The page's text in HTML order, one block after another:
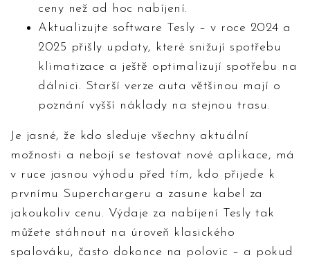
ceny než ad hoc nabíjení.
Aktualizujte software Tesly – v roce 2024 a
2025 přišly updaty, které snižují spotřebu
klimatizace a ještě optimalizují spotřebu na
dálnici. Starší verze auta většinou mají o
poznání vyšší náklady na stejnou trasu.
Je jasné, že kdo sleduje všechny aktuální
možnosti a nebojí se testovat nové aplikace, má
v ruce jasnou výhodu před tím, kdo přijede k
prvnímu Superchargeru a zasune kabel za
jakoukoliv cenu. Výdaje za nabíjení Tesly tak
můžete stáhnout na úroveň klasického
spalováku, často dokonce na polovic – a pokud